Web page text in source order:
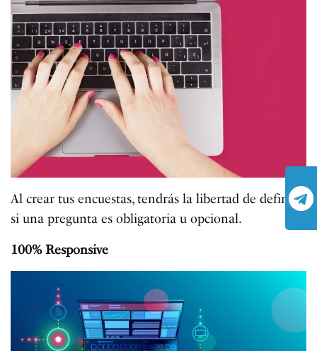
Al crear tus encuestas, tendrás la libertad de definir
si una pregunta es obligatoria u opcional.
100% Responsive